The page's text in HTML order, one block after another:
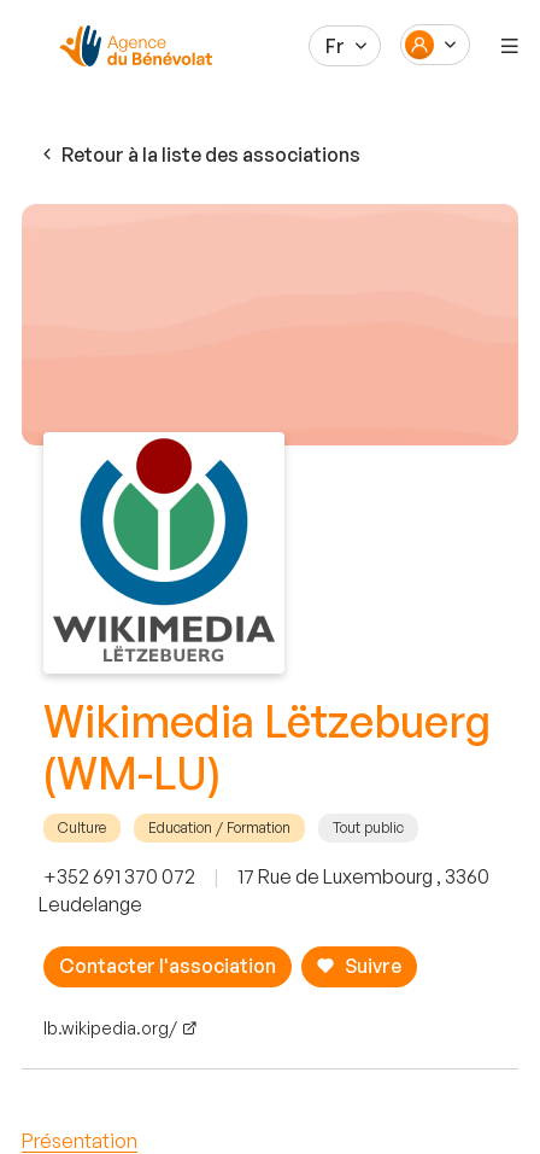
Fr
Retour à la liste des associations
Wikimedia Lëtzebuerg
(WM-LU)
Culture Education / Formation Tout public
+352 691 370 072 |
17 Rue de Luxembourg , 3360
Leudelange
Contacter l'association Suivre
lb.wikipedia.org/
Présentation